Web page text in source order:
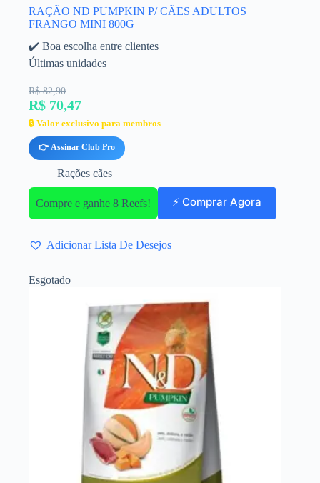
RAÇÃO ND PUMPKIN P/ CÃES ADULTOS
FRANGO MINI 800G
✔️ Boa escolha entre clientes
Últimas unidades
R$ 82,90
R$ 70,47
🔒 Valor exclusivo para membros
👉 Assinar Club Pro
Rações cães
Compre e ganhe 8 Reefs! ⚡ Comprar Agora
Adicionar Lista De Desejos
Esgotado